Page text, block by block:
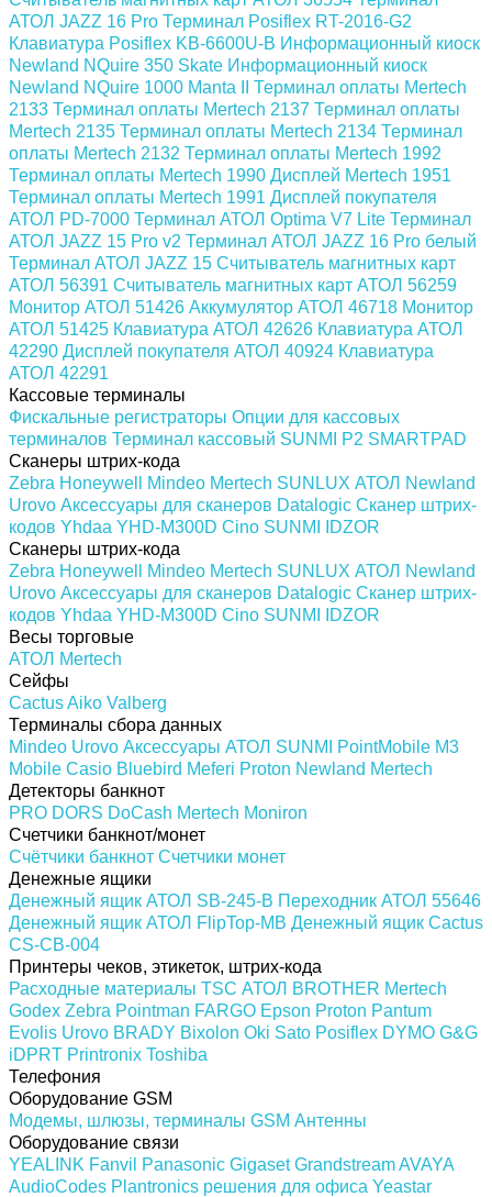
АТОЛ JAZZ 16 Pro Терминал Posiflex RT-2016-G2
Клавиатура Posiflex KB-6600U-B Информационный киоск
Newland NQuire 350 Skate Информационный киоск
Newland NQuire 1000 Manta II
Терминал оплаты Mertech
2133 Терминал оплаты Mertech 2137 Терминал оплаты
Mertech 2135 Терминал оплаты Mertech 2134 Терминал
оплаты Mertech 2132 Терминал оплаты Mertech 1992
Терминал оплаты Mertech 1990 Дисплей Mertech 1951
Терминал оплаты Mertech 1991 Дисплей покупателя
АТОЛ PD-7000 Терминал АТОЛ Optima V7 Lite Терминал
АТОЛ JAZZ 15 Pro v2 Терминал АТОЛ JAZZ 16 Pro белый
Терминал АТОЛ JAZZ 15 Считыватель магнитных карт
АТОЛ 56391 Считыватель магнитных карт АТОЛ 56259
Монитор АТОЛ 51426 Аккумулятор АТОЛ 46718 Монитор
АТОЛ 51425 Клавиатура АТОЛ 42626 Клавиатура АТОЛ
42290 Дисплей покупателя АТОЛ 40924 Клавиатура
АТОЛ 42291
Кассовые терминалы
Фискальные регистраторы Опции для кассовых
терминалов Терминал кассовый SUNMI P2 SMARTPAD
Сканеры штрих-кода
Zebra Honeywell Mindeo Mertech SUNLUX АТОЛ Newland
Urovo Аксессуары для сканеров Datalogic Сканер штрих-
кодов Yhdaa YHD-M300D Cino SUNMI
IDZOR
Сканеры штрих-кода
Zebra Honeywell Mindeo Mertech SUNLUX АТОЛ Newland
Urovo Аксессуары для сканеров Datalogic Сканер штрих-
кодов Yhdaa YHD-M300D Cino SUNMI
IDZOR
Весы торговые
АТОЛ Mertech
Сейфы
CactusAiko Valberg
Терминалы сбора данных
Mindeo Urovo Аксессуары АТОЛ SUNMI PointMobile M3
Mobile Casio Bluebird Meferi Proton Newland Mertech
Детекторы банкнот
PRO DORS DoCash Mertech Moniron
Счетчики банкнот/монет
Счётчики банкнот Счетчики монет
Денежные ящики
Денежный ящик АТОЛ SB-245-B Переходник АТОЛ 55646
Денежный ящик АТОЛ FlipTop-MB Денежный ящик Cactus
CS-CB-004
Принтеры чеков, этикеток, штрих-кода
Расходные материалы TSC АТОЛ BROTHER Mertech
Godex Zebra Pointman FARGO Epson Proton Pantum
Evolis Urovo BRADY Bixolon Oki Sato Posiflex DYMO G&G
iDPRT Printronix Toshiba
Телефония
Оборудование GSM
Модемы, шлюзы, терминалы GSM Антенны
Оборудование связи
YEALINK Fanvil Panasonic Gigaset GrandstreamAVAYA
AudioCodes Plantronics решения для офиса Yeastar